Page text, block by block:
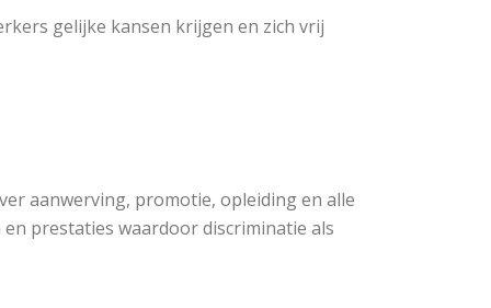
gelijke kansen krijgen en zich vrij
aanwerving, promotie, opleiding en alle
prestaties waardoor discriminatie als